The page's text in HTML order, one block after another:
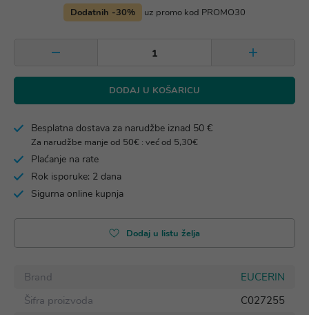
Dodatnih -30% uz promo kod PROMO30
DODAJ U KOŠARICU
Besplatna dostava za narudžbe iznad 50 €
Za narudžbe manje od 50€ : već od 5,30€
Plaćanje na rate
Rok isporuke: 2 dana
Sigurna online kupnja
Dodaj u listu želja
Brand
EUCERIN
Šifra proizvoda
C027255